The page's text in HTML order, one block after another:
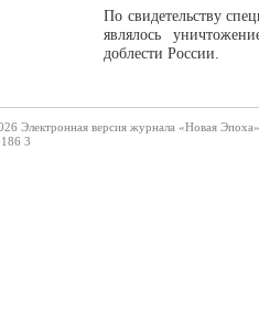
По свидетельству
являлось
доблести России.
Электронная версия журнала «Новая Эпоха»
3